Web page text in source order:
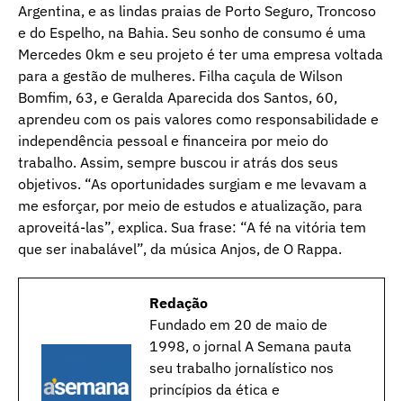
Argentina, e as lindas praias de Porto Seguro, Troncoso
e do Espelho, na Bahia. Seu sonho de consumo é uma
Mercedes 0km e seu projeto é ter uma empresa voltada
para a gestão de mulheres. Filha caçula de Wilson
Bomfim, 63, e Geralda Aparecida dos Santos, 60,
aprendeu com os pais valores como responsabilidade e
independência pessoal e financeira por meio do
trabalho. Assim, sempre buscou ir atrás dos seus
objetivos. “As oportunidades surgiam e me levavam a
me esforçar, por meio de estudos e atualização, para
aproveitá-las”, explica. Sua frase: “A fé na vitória tem
que ser inabalável”, da música Anjos, de O Rappa.
Redação
Fundado em 20 de maio de
1998, o jornal A Semana pauta
seu trabalho jornalístico nos
princípios da ética e